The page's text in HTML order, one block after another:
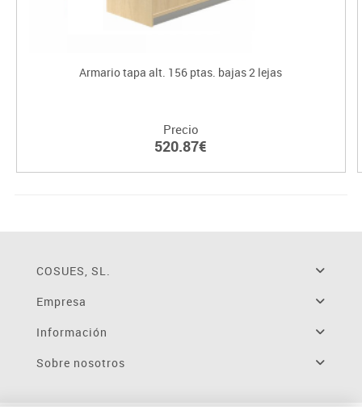
Armario tapa alt. 156 ptas. bajas 2 lejas
Precio
520.87€
COSUES, SL.
Empresa
Información
Sobre nosotros